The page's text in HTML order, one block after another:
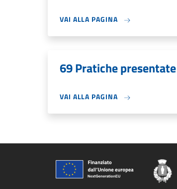
VAI ALLA PAGINA
69 Pratiche presentate
VAI ALLA PAGINA